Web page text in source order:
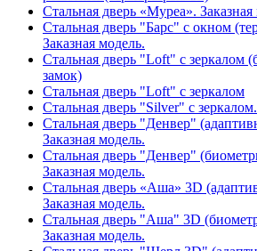
Стальная дверь «Муреа». Заказная
Стальная дверь "Барс" с окном
Заказная модель.
Стальная дверь "Loft" с зеркалом
замок)
Стальная дверь "Loft" с зеркалом
Стальная дверь "Silver" с
Стальная дверь "Денвер"
Заказная модель.
Стальная дверь "Денвер"
Заказная модель.
Стальная дверь «Аша» 3D
Заказная модель.
Стальная дверь "Аша" 3D
Заказная модель.